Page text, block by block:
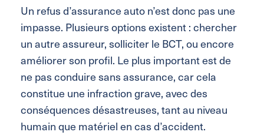
Un refus d’assurance auto n’est donc pas une
impasse. Plusieurs options existent : chercher
un autre assureur, solliciter le BCT, ou encore
améliorer son profil. Le plus important est de
ne pas conduire sans assurance, car cela
constitue une infraction grave, avec des
conséquences désastreuses, tant au niveau
humain que matériel en cas d’accident.